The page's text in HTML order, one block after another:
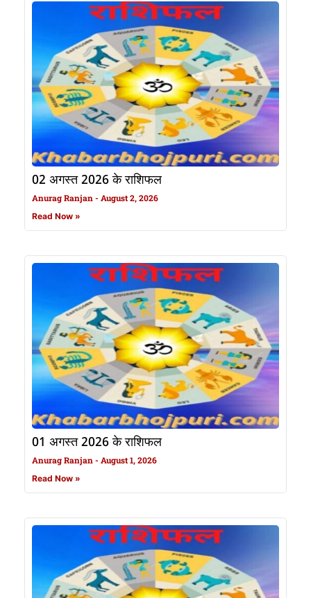
02 अगस्त 2026 के राशिफल
Anurag Ranjan August 2, 2026
Read Now »
01 अगस्त 2026 के राशिफल
Anurag Ranjan August 1, 2026
Read Now »